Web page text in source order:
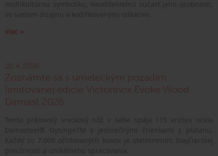
viac »
10. 4. 2026
Zoznámte sa s umeleckým pozadím
limitovanej edície Victorinox Evoke Wood
Damast 2026